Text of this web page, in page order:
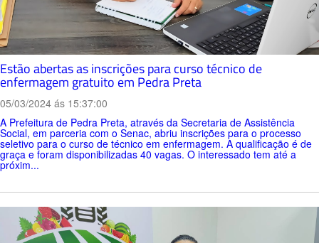
Estão abertas as inscrições para curso técnico de
enfermagem gratuito em Pedra Preta
05/03/2024 ás 15:37:00
A Prefeitura de Pedra Preta, através da Secretaria de Assistência
Social, em parceria com o Senac, abriu inscrições para o processo
seletivo para o curso de técnico em enfermagem. A qualificação é de
graça e foram disponibilizadas 40 vagas. O interessado tem até a
próxim...